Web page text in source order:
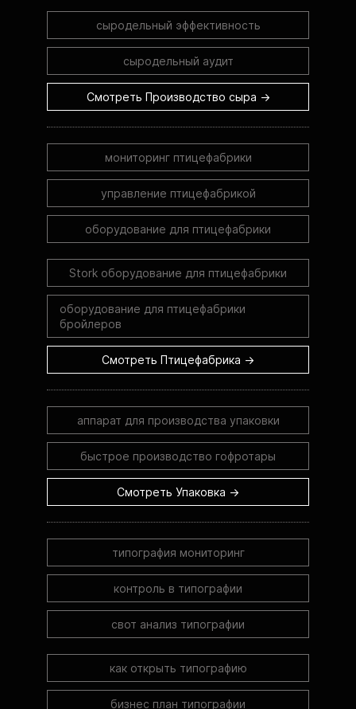
сыродельный эффективность
сыродельный аудит
Смотреть Производство сыра →
мониторинг птицефабрики
управление птицефабрикой
оборудование для птицефабрики
Stork оборудование для птицефабрики
оборудование для птицефабрики
бройлеров
Смотреть Птицефабрика →
аппарат для производства упаковки
быстрое производство гофротары
Смотреть Упаковка →
типография мониторинг
контроль в типографии
свот анализ типографии
как открыть типографию
бизнес план типографии